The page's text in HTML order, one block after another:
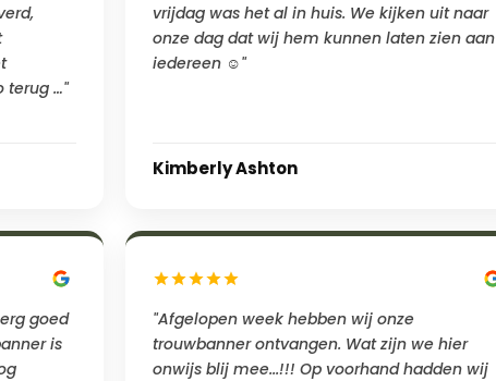
terug …"
vrijdag was het al in huis. We kijken uit naar
onze dag dat wij hem kunnen laten zien aan
iedereen ☺️"
Kimberly Ashton
goed
is
"Afgelopen week hebben wij onze
trouwbanner ontvangen. Wat zijn we hier
onwijs blij mee...!!! Op voorhand hadden wij